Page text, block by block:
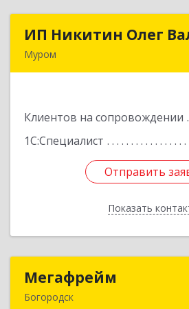
ИП Никитин Олег
Муром
Клиентов на сопровождении
1С:Специалист
Отправить
Показать
ИП Никитин Олег
Отправить
Назад
Мегафрейм
Богородск